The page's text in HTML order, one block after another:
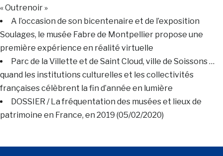
« Outrenoir »
A l’occasion de son bicentenaire et de l’exposition
Soulages, le musée Fabre de Montpellier propose une
première expérience en réalité virtuelle
Parc de la Villette et de Saint Cloud, ville de Soissons …
quand les institutions culturelles et les collectivités
françaises célèbrent la fin d’année en lumière
DOSSIER / La fréquentation des musées et lieux de
patrimoine en France, en 2019 (05/02/2020)